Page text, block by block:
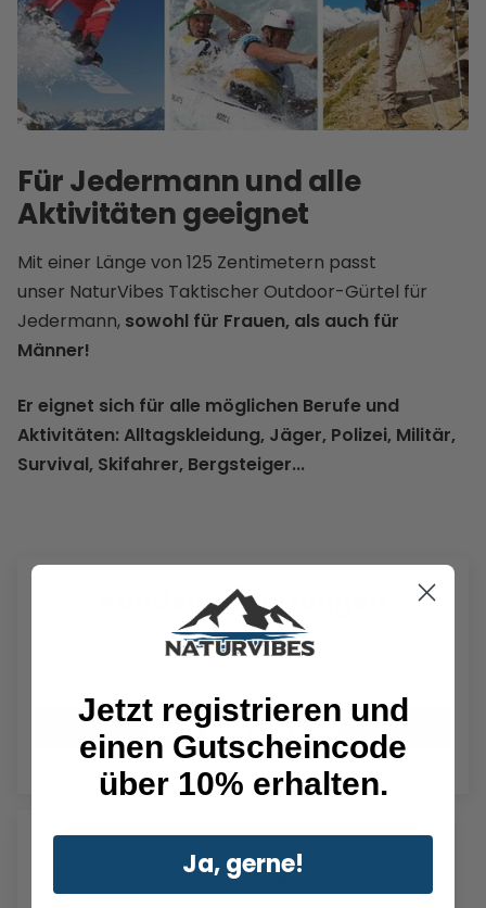
Für Jedermann und alle
Aktivitäten geeignet
Mit einer Länge von 125 Zentimetern passt
unser NaturVibes Taktischer Outdoor-Gürtel für
Jedermann, sowohl für Frauen, als auch für
Männer!
Er eignet sich für alle möglichen Berufe und
Aktivitäten: Alltagskleidung, Jäger, Polizei, Militär,
Survival, Skifahrer, Bergsteiger...
Kundenbewertungen
4.67 von 5
Bewertung schreiben
Jaskot
Jetzt registrieren und
einen Gutscheincode
über 10% erhalten.
Ja, gerne!